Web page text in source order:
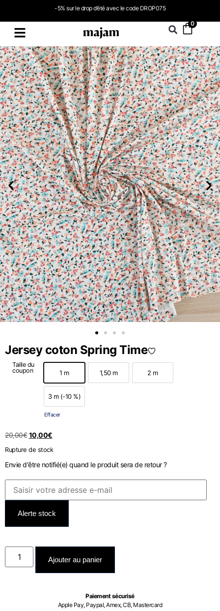
-5% sur le drop d’été avec le code DROP075
0
Jersey coton Spring Time
Taille du
coupon
1 m 1,50 m 2 m
3 m (-10 %)
3 m (-10 %)
Effacer
20,00€ 10,00€
Rupture de stock
Envie d'être notifié(e) quand le produit sera de retour ?
Alerte stock
Ajouter au panier
Paiement sécurisé
Apple Pay, Paypal, Amex, CB, Mastercard